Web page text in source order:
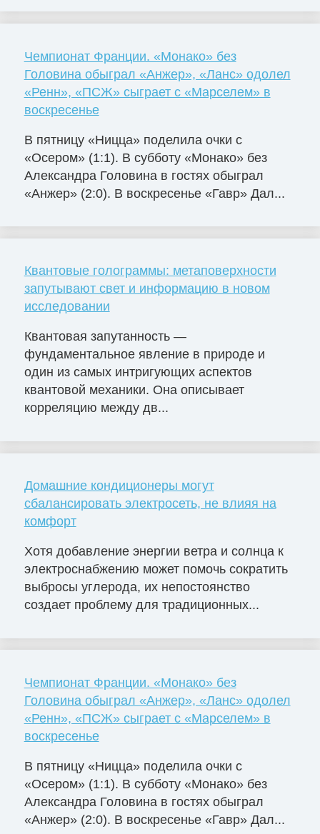
Чемпионат Франции. «Монако» без
Головина обыграл «Анжер», «Ланс» одолел
«Ренн», «ПСЖ» сыграет с «Марселем» в
воскресенье
В пятницу «Ницца» поделила очки с
«Осером» (1:1). В субботу «Монако» без
Александра Головина в гостях обыграл
«Анжер» (2:0). В воскресенье «Гавр» Дал...
Квантовые голограммы: метаповерхности
запутывают свет и информацию в новом
исследовании
Квантовая запутанность —
фундаментальное явление в природе и
один из самых интригующих аспектов
квантовой механики. Она описывает
корреляцию между дв...
Домашние кондиционеры могут
сбалансировать электросеть, не влияя на
комфорт
Хотя добавление энергии ветра и солнца к
электроснабжению может помочь сократить
выбросы углерода, их непостоянство
создает проблему для традиционных...
Чемпионат Франции. «Монако» без
Головина обыграл «Анжер», «Ланс» одолел
«Ренн», «ПСЖ» сыграет с «Марселем» в
воскресенье
В пятницу «Ницца» поделила очки с
«Осером» (1:1). В субботу «Монако» без
Александра Головина в гостях обыграл
«Анжер» (2:0). В воскресенье «Гавр» Дал...